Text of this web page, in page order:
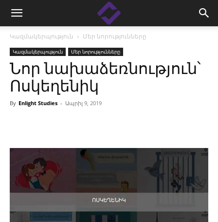
Կազմակերպություն Մեր նորությունները
Կազմակերպություն Մեր նորությունները
Նոր նախաձեռնություն՝
Ոսկեղենիկ
By Enlight Studies - Ապրիլ 9, 2019